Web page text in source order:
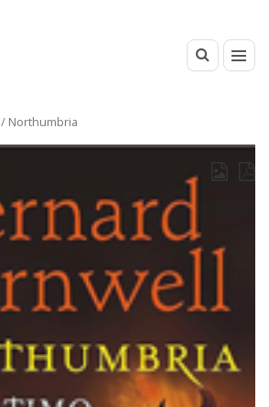
/ Northumbria